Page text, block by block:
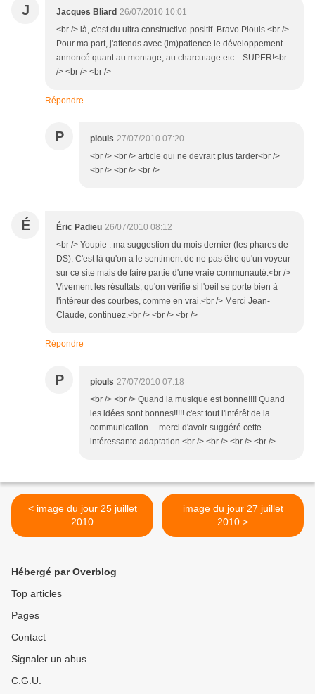
J Jacques Bliard 26/07/2010 10:01
<br /> là, c'est du ultra constructivo-positif. Bravo Piouls.<br />
Pour ma part, j'attends avec (im)patience le développement
annoncé quant au montage, au charcutage etc... SUPER!<br
/> <br /> <br />
Répondre
P piouls 27/07/2010 07:20
<br /> <br /> article qui ne devrait plus tarder<br />
<br /> <br /> <br />
É Éric Padieu 26/07/2010 08:12
<br /> Youpie : ma suggestion du mois dernier (les phares de
DS). C'est là qu'on a le sentiment de ne pas être qu'un voyeur
sur ce site mais de faire partie d'une vraie communauté.<br />
Vivement les résultats, qu'on vérifie si l'oeil se porte bien à
l'intéreur des courbes, comme en vrai.<br /> Merci Jean-
Claude, continuez.<br /> <br /> <br />
Répondre
P piouls 27/07/2010 07:18
<br /> <br /> Quand la musique est bonne!!!! Quand
les idées sont bonnes!!!!! c'est tout l'intérêt de la
communication.....merci d'avoir suggéré cette
intéressante adaptation.<br /> <br /> <br /> <br />
< image du jour 25 juillet
2010
image du jour 27 juillet
2010 >
Hébergé par Overblog
Top articles
Pages
Contact
Signaler un abus
C.G.U.